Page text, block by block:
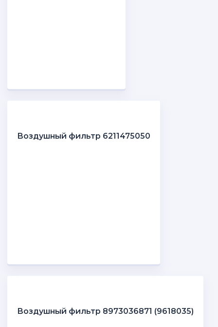
Воздушный фильтр 6211475050
Воздушный фильтр 8973036871 (9618035)